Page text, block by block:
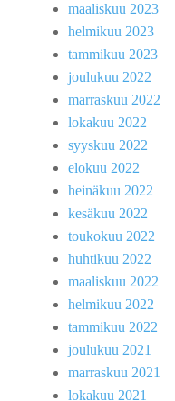
maaliskuu 2023
helmikuu 2023
tammikuu 2023
joulukuu 2022
marraskuu 2022
lokakuu 2022
syyskuu 2022
elokuu 2022
heinäkuu 2022
kesäkuu 2022
toukokuu 2022
huhtikuu 2022
maaliskuu 2022
helmikuu 2022
tammikuu 2022
joulukuu 2021
marraskuu 2021
lokakuu 2021